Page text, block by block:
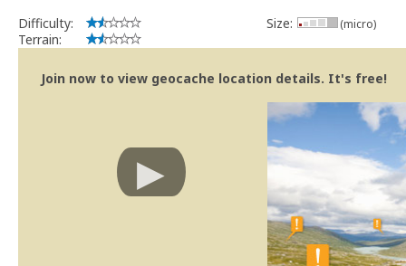
Community Volunteer Reviewer
Centro de Ajuda
Trabalhar com o Revisor
Revisões mais rápidas
Linhas Orientação| Políticas Regionais - Portugal
Difficulty:
Terrain:
Size: (micro)
Join now to view geocache location details. It's free!